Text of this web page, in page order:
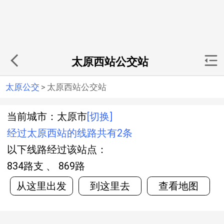
太原西站公交站
太原公交 > 太原西站公交站
当前城市：太原市 [切换]
经过太原西站的线路共有2条
以下线路经过该站点：
834路支 、 869路
从这里出发
到这里去 查看地图